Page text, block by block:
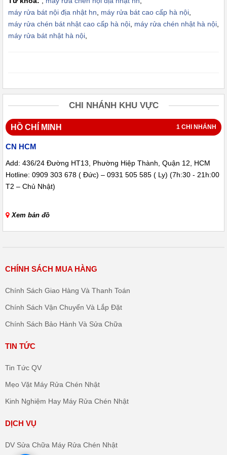
máy rửa bát nội địa nhật hn
máy rửa bát cao cấp hà nội
máy rửa chén bát nhật cao cấp hà nội máy rửa chén nhật hà nội
máy rửa bát nhật hà nội
CHI NHÁNH KHU VỰC
HỒ CHÍ MINH 1 CHI NHÁNH
CN HCM
Add: 436/24 Đường HT13, Phường Hiệp Thành, Quận 12, HCM
Hotline: 0909 303 678 ( Đức) – 0931 505 585 ( Ly) (7h:30 - 21h:00
T2 – Chủ Nhật)
Xem bản đồ
CHÍNH SÁCH MUA HÀNG
Chính Sách Giao Hàng Và Thanh Toán
Chính Sách Vận Chuyển Và Lắp Đặt
Chính Sách Bảo Hành Và Sửa Chữa
TIN TỨC
Tin Tức QV
Mẹo Vặt Máy Rửa Chén Nhật
Kinh Nghiệm Hay Máy Rửa Chén Nhật
DỊCH VỤ
DV Sửa Chữa Máy Rửa Chén Nhật